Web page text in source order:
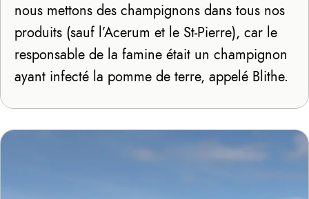
nous mettons des champignons dans tous nos
produits (sauf l’Acerum et le St-Pierre), car le
responsable de la famine était un champignon
ayant infecté la pomme de terre, appelé Blithe.